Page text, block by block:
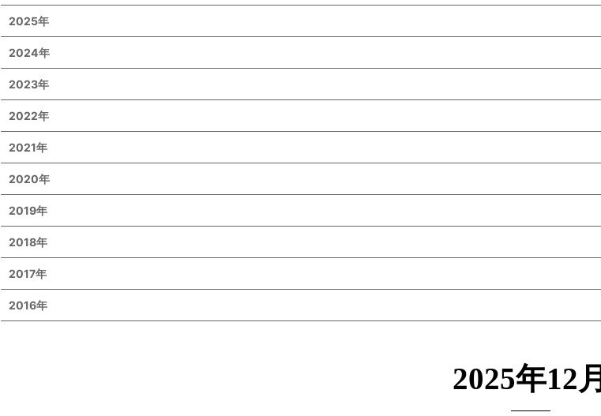
2025年12月
2025年
2024年
2023年
2022年
2021年
2020年
2019年
2018年
2017年
2016年